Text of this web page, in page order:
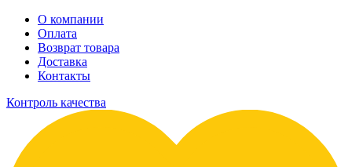
О компании
Оплата
Возврат товара
Доставка
Контакты
Контроль качества